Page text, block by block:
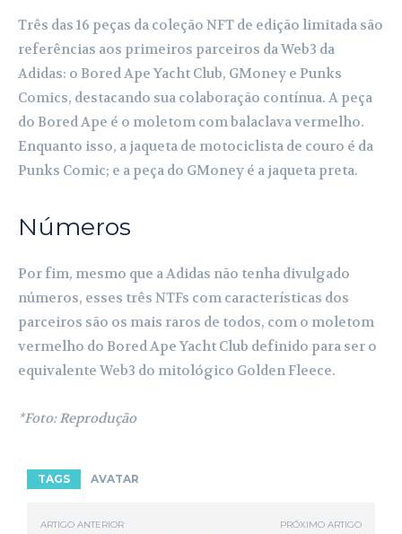
Três das 16 peças da coleção NFT de edição limitada são
referências aos primeiros parceiros da Web3 da
Adidas: o Bored Ape Yacht Club, GMoney e Punks
Comics, destacando sua colaboração contínua. A peça
do Bored Ape é o moletom com balaclava vermelho.
Enquanto isso, a jaqueta de motociclista de couro é da
Punks Comic; e a peça do GMoney é a jaqueta preta.
Números
Por fim, mesmo que a Adidas não tenha divulgado
números, esses três NTFs com características dos
parceiros são os mais raros de todos, com o moletom
vermelho do Bored Ape Yacht Club definido para ser o
equivalente Web3 do mitológico Golden Fleece.
*Foto: Reprodução
TAGS AVATAR
ARTIGO ANTERIOR PRÓXIMO ARTIGO